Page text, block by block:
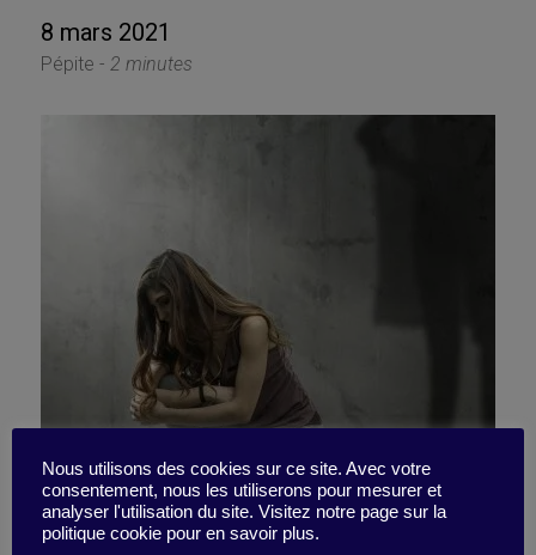
8 mars 2021
Pépite - 2 minutes
Ne m’aidez surtout pas !
Nous utilisons des cookies sur ce site. Avec votre
consentement, nous les utiliserons pour mesurer et
analyser l'utilisation du site. Visitez notre page sur la
politique cookie pour en savoir plus.